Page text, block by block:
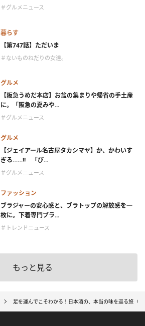
＃グルメニュース
暮らす
【第747話】ただいま
＃ないものねだりの女達。
グルメ
【阪急うめだ本店】お盆の集まりや帰省の手土産
に。「阪急の夏みや...
＃グルメニュース
グルメ
【ジェイアール名古屋タカシマヤ】か、かわいす
ぎる……!! 「ぴ...
＃グルメニュース
ファッション
ブラジャーの安心感と、ブラトップの解放感を一
枚に。下着専門ブラ...
＃トレンドニュース
もっと見る
足を運んでこそわかる！日本酒の、本当の味を巡る旅（北